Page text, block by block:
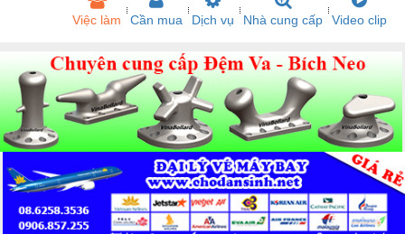
Việc làm Cần mua Dịch vụ Nhà cung cấp Video clip